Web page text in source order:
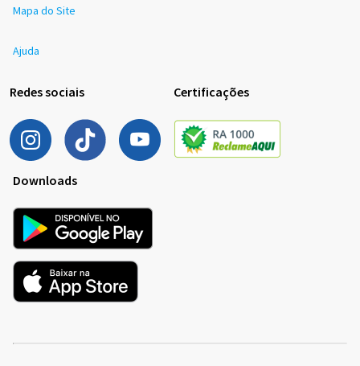
Mapa do Site
Ajuda
Redes sociais Certificações
Downloads